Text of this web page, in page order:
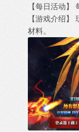
【每日活动】
【游戏介绍
材料。